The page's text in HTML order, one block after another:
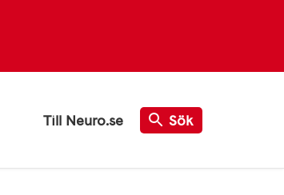
Till Neuro.se Sök